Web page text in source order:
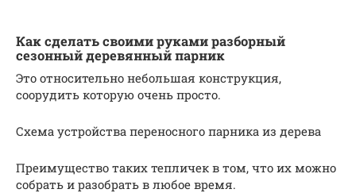
Как сделать своими руками разборный
сезонный деревянный парник
Это относительно небольшая конструкция,
соорудить которую очень просто.
Схема устройства переносного парника из дерева
Преимущество таких тепличек в том, что их можно
собрать и разобрать в любое время.